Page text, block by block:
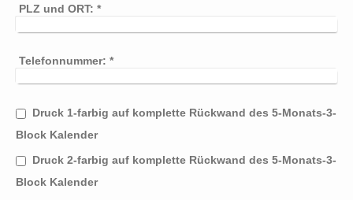
PLZ und ORT: *
Telefonnummer: *
Druck 1-farbig auf komplette Rückwand des 5-Monats-3-
Block Kalender
Druck 2-farbig auf komplette Rückwand des 5-Monats-3-
Block Kalender